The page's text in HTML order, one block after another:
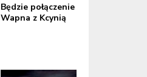
Będzie połączenie
Wapna z Kcynią